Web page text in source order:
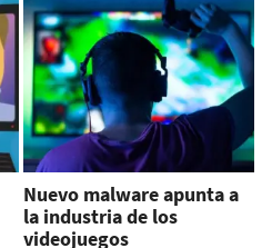
Nuevo malware apunta a
la industria de los
videojuegos